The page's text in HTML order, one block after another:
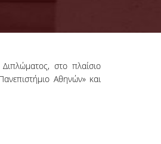
στο πλαίσιο
Αθηνών» και